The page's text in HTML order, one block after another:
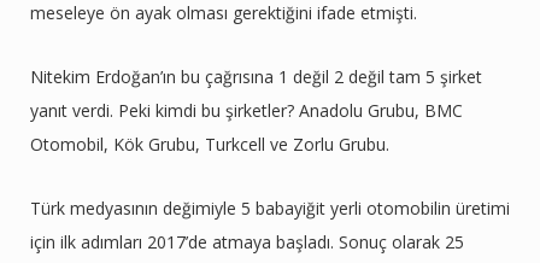
meseleye ön ayak olması gerektiğini ifade etmişti.
Nitekim Erdoğan’ın bu çağrısına 1 değil 2 değil tam 5 şirket
yanıt verdi. Peki kimdi bu şirketler? Anadolu Grubu, BMC
Otomobil, Kök Grubu, Turkcell ve Zorlu Grubu.
Türk medyasının değimiyle 5 babayiğit yerli otomobilin üretimi
için ilk adımları 2017’de atmaya başladı. Sonuç olarak 25